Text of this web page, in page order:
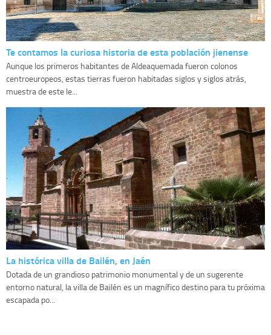
Te contamos la curiosa historia de esta población jienense
Aunque los primeros habitantes de Aldeaquemada fueron colonos
centroeuropeos, estas tierras fueron habitadas siglos y siglos atrás,
muestra de este le...
La histórica villa de Bailén, en Jaén
Dotada de un grandioso patrimonio monumental y de un sugerente
entorno natural, la villa de Bailén es un magnífico destino para tu próxima
escapada po...